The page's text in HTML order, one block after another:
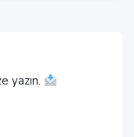
yazın.